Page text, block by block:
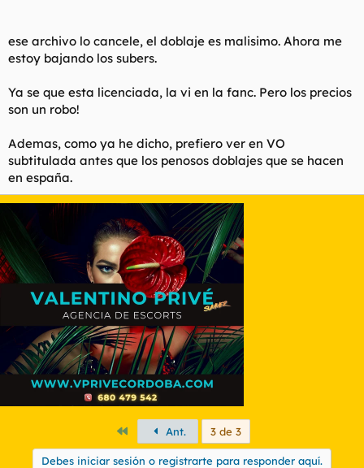
ese archivo lo cancele, el doblaje es malisimo. Ahora me
estoy bajando los subers.
Ya se que esta licenciada, la vi en la fanc. Pero los precios
son un robo!
Ademas, como ya he dicho, prefiero ver en VO
subtitulada antes que los penosos doblajes que se hacen
en españa.
PrimeroAnt. 3 de 3
Debes iniciar sesión o registrarte para responder aquí.